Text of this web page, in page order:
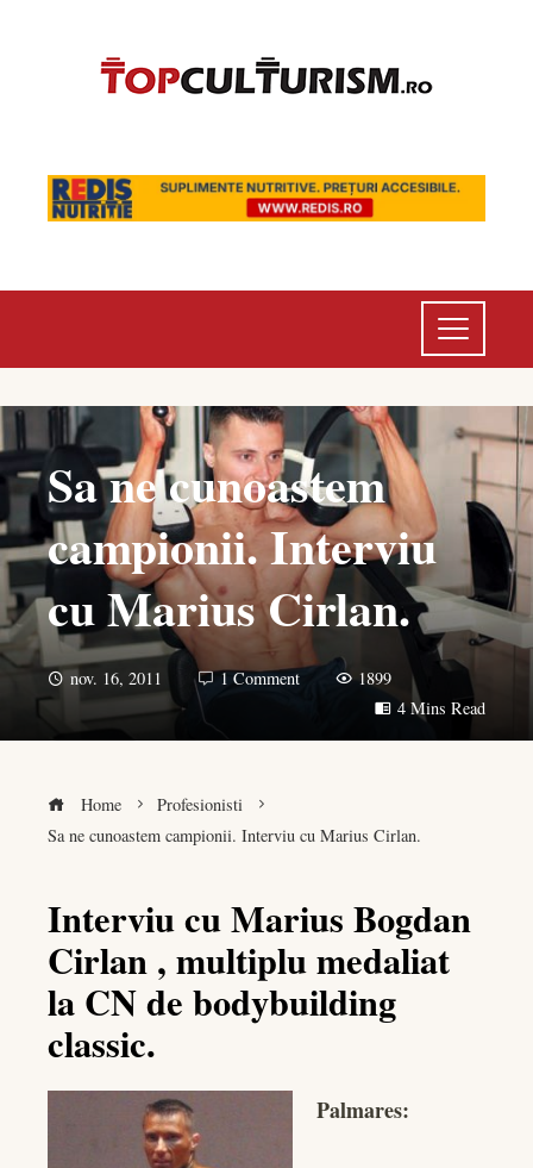
Sa ne cunoastem
campionii. Interviu
cu Marius Cirlan.
nov. 16, 2011 1 Comment
1899
4 Mins Read
Home
Profesionisti
Sa ne cunoastem campionii. Interviu cu Marius Cirlan.
Interviu cu Marius Bogdan
Cirlan , multiplu medaliat
la CN de bodybuilding
classic.
Palmares: